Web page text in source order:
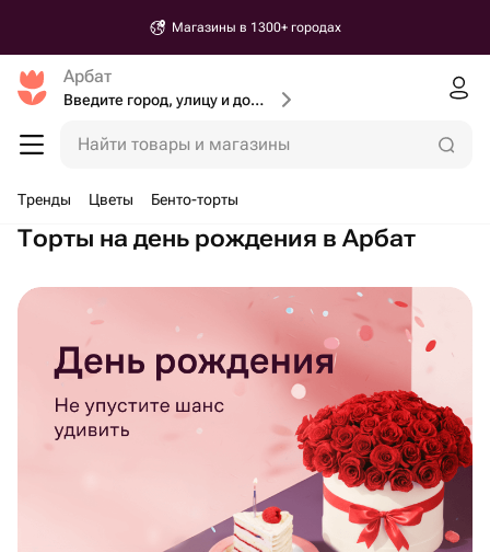
Магазины в 1300+ городах
Арбат
Введите город, улицу и дом доставки
Найти товары и магазины
Тренды Цветы Бенто-торты
Торты на день рождения в Арбат